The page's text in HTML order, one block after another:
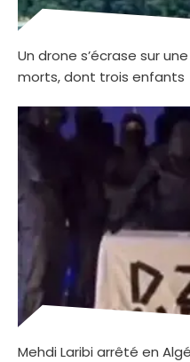
Un drone s’écrase sur
morts, dont trois enfants
Mehdi Laribi arrêté en